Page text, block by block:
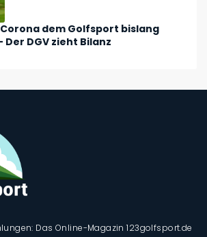
dem Golfsport bislang
DGV zieht Bilanz
Das Online-Magazin 123golfsport.de